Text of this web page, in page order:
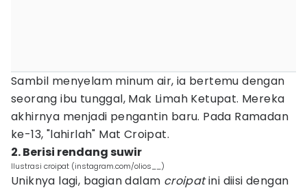
Sambil menyelam minum air, ia bertemu dengan
seorang ibu tunggal, Mak Limah Ketupat. Mereka
akhirnya menjadi pengantin baru. Pada Ramadan
ke-13, "lahirlah" Mat Croipat.
2. Berisi rendang suwir
Ilustrasi croipat (instagram.com/olios__)
Uniknya lagi, bagian dalam croipatini diisi dengan